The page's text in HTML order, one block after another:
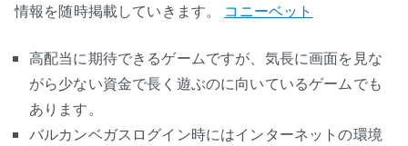
情報を随時掲載していきます。 コニーベット
高配当に期待できるゲームですが、気長に画面を見な
がら少ない資金で長く遊ぶのに向いているゲームでも
あります。
バルカンベガスログイン時にはインターネットの環境